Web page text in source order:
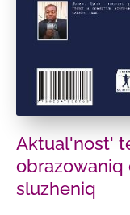
Aktual'nost'
sluzheniq